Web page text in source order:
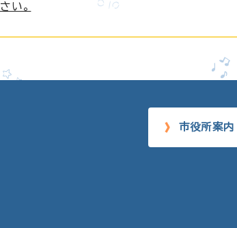
い。
市役所案内